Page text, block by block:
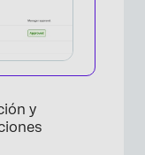
×
y